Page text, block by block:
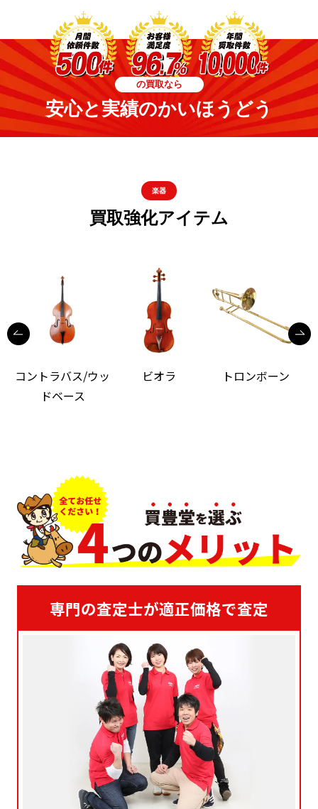
の買取なら
安心と実績のかいほうどう
楽器
買取強化アイテム
コントラバス/ウッ
ドベース
ビオラ トロンボーン
専門の査定士が適正価格で査定